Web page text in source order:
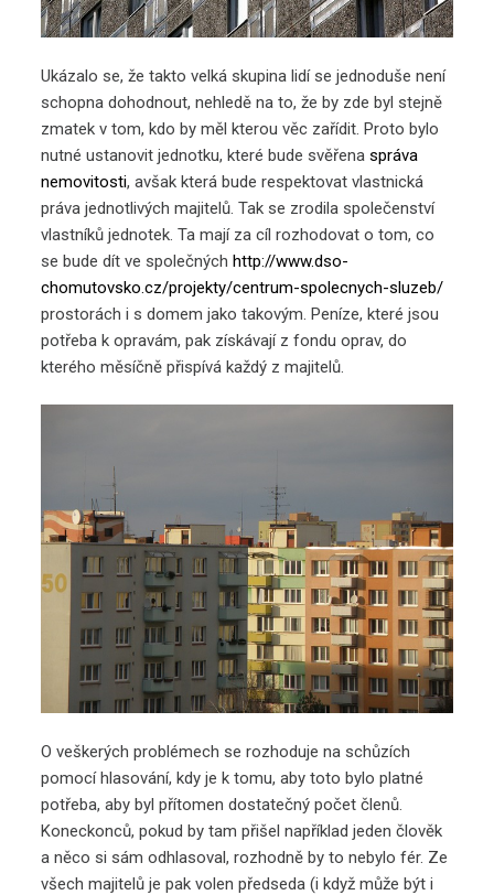
Ukázalo se, že takto velká skupina lidí se jednoduše není
schopna dohodnout, nehledě na to, že by zde byl stejně
zmatek v tom, kdo by měl kterou věc zařídit. Proto bylo
nutné ustanovit jednotku, které bude svěřenaspráva
nemovitosti, avšak která bude respektovat vlastnická
práva jednotlivých majitelů.Tak se zrodila společenství
vlastníků jednotek. Ta mají za cíl rozhodovat o tom, co
se bude dít ve společnýchhttp://www.dso-
chomutovsko.cz/projekty/centrum-spolecnych-sluzeb/
prostorách i s domem jako takovým. Peníze, které jsou
potřeba k opravám, pak získávají z fondu oprav, do
kterého měsíčně přispívá každý z majitelů.
O veškerých problémech se rozhoduje na schůzích
pomocí hlasování, kdy je k tomu, aby toto bylo platné
potřeba, aby byl přítomen dostatečný počet členů.
Koneckonců, pokud by tam přišel například jeden člověk
a něco si sám odhlasoval, rozhodně by to nebylo fér. Ze
všech majitelů je pak volen předseda (i když může být i